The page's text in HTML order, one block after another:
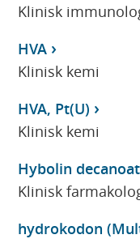
Klinisk
HVA
Klinisk kemi
HVA, Pt(U)
Klinisk kemi
Hybolin
Klinisk
hydrokodon